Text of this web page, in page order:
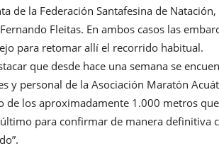
de la Federación Santafesina de
Fleitas. En ambos casos las
para retomar allí el recorrido habitual.
que desde hace una semana se
y personal de la Asociación Maratón
de los aproximadamente 1.000 metros
para confirmar de manera definitiva